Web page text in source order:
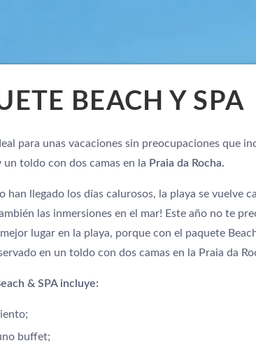
BEACH Y SPA
para unas vacaciones sin preocupaciones que
un toldo con dos camas en la Praia da Rocha.
han llegado los días calurosos, la playa se vuelve
las inmersiones en el mar! Este año no te
lugar en la playa, porque con el paquete
en un toldo con dos camas en la Praia da
& SPA incluye:
buffet;